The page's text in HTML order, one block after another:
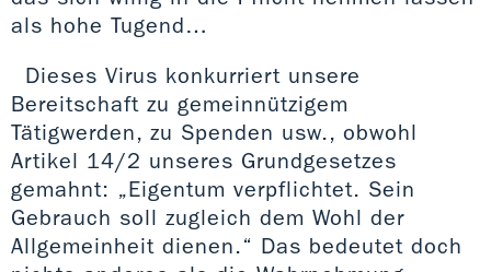
als hohe Tugend…
Dieses Virus konkurriert unsere
Bereitschaft zu gemeinnützigem
Tätigwerden, zu Spenden usw., obwohl
Artikel 14/2 unseres Grundgesetzes
gemahnt: „Eigentum verpflichtet. Sein
Gebrauch soll zugleich dem Wohl der
Allgemeinheit dienen.“ Das bedeutet doch